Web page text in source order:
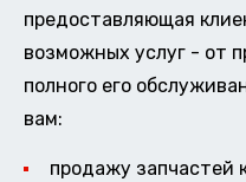
предоставляющая
возможных услуг - от
полного его
вам:
продажу запчастей